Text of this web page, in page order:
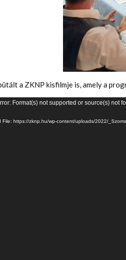
a ZKNP kisfilmje is, amely a
Format(s) not supported or source(s) not
File: https://zknp.hu/wp-content/uploads/2022/